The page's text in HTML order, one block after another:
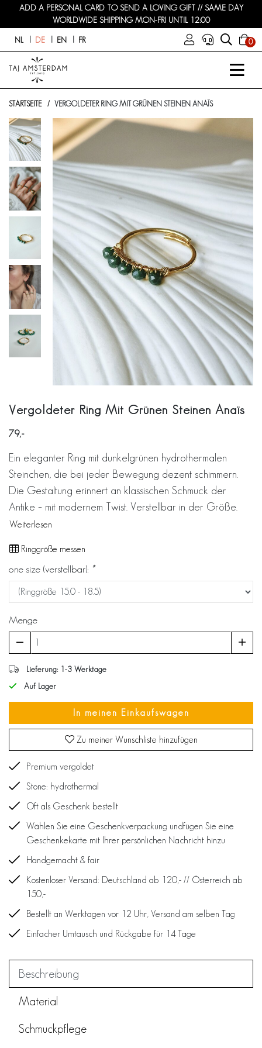
ADD A PERSONAL CARD TO SEND A LOVING GIFT // SAME DAY
WORLDWIDE SHIPPING MON-FRI UNTIL 12:00
NL DE EN FR 0
STARTSEITE VERGOLDETER RING MIT GRÜNEN STEINEN ANAÏS
Vergoldeter Ring Mit Grünen Steinen Anaïs
79
Ein eleganter Ring mit dunkelgrünen hydrothermalen
Steinchen, die bei jeder Bewegung dezent schimmern.
Die Gestaltung erinnert an klassischen Schmuck der
Antike – mit modernem Twist. Verstellbar in der Größe.
Weiterlesen
Ringgröße messen
one size (verstellbar): *
Menge
Lieferung: 1-3 Werktage
Auf Lager
In meinen Einkaufswagen
Zu meiner Wunschliste hinzufügen
Premium vergoldet
Stone: hydrothermal
Oft als Geschenk bestellt
Wählen Sie eine Geschenkverpackung undfügen Sie eine
Geschenkekarte mit Ihrer persönlichen Nachricht hinzu
Handgemacht & fair
Kostenloser Versand: Deutschland ab 120,- // Österreich ab
150,-
Bestellt an Werktagen vor 12 Uhr, Versand am selben Tag
Einfacher Umtausch und Rückgabe für 14 Tage
Beschreibung
Material
Schmuckpflege